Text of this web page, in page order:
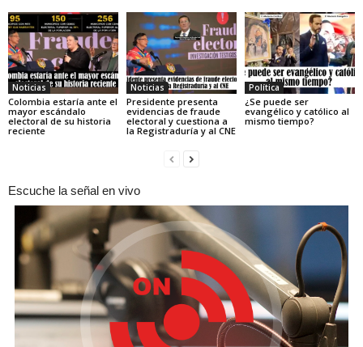
Noticias
Colombia estaría ante el
mayor escándalo
electoral de su historia
reciente
Noticias
Presidente presenta
evidencias de fraude
electoral y cuestiona a
la Registraduría y al CNE
Política
¿Se puede ser
evangélico y católico al
mismo tiempo?
Escuche la señal en vivo